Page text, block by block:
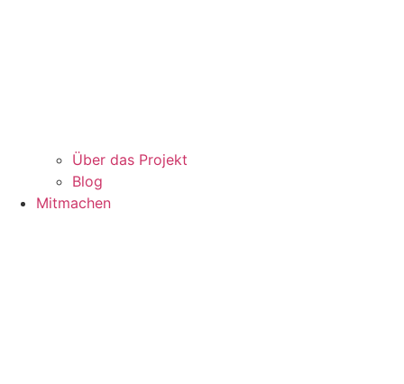
Über das Projekt
Blog
Mitmachen